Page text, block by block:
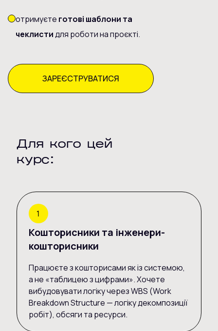
отримуєте готові шаблони та
чеклистидля роботи на проєкті.
ЗАРЕЄСТРУВАТИСЯ
Для кого цей
курс:
Кошторисники та інженери-
кошторисники
Працюєте з кошторисами як із системою,
а не «таблицею з цифрами». Хочете
вибудовувати логіку через WBS (Work
Breakdown Structure — логіку декомпозиції
робіт), обсяги та ресурси.